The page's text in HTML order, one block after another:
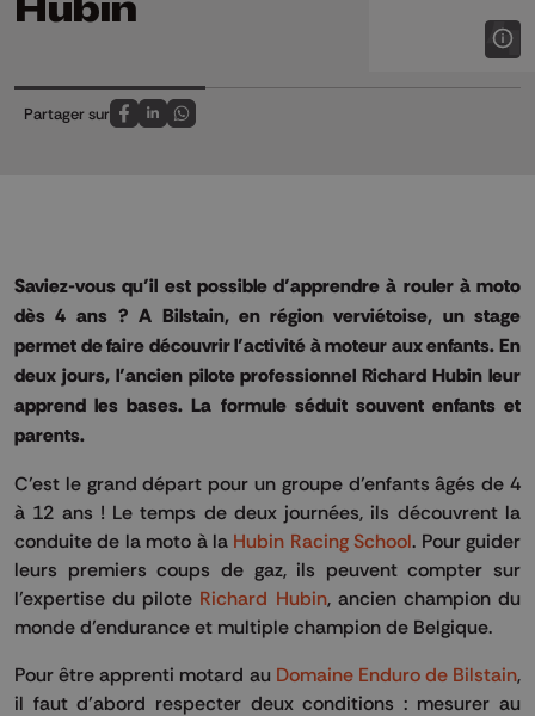
Partager sur
Partagez sur FaceBook
Partagez sur LinkedIn
Partagez sur Whatsapp
Saviez-vous qu’il est possible d’apprendre à rouler à moto
dès 4 ans ? A Bilstain, en région verviétoise, un stage
permet de faire découvrir l’activité à moteur aux enfants. En
deux jours, l’ancien pilote professionnel Richard Hubin leur
apprend les bases. La formule séduit souvent enfants et
parents.
C’est le grand départ pour un groupe d’enfants âgés de 4
à 12 ans ! Le temps de deux journées, ils découvrent la
conduite de la moto à la Hubin Racing School. Pour guider
leurs premiers coups de gaz, ils peuvent compter sur
l’expertise du pilote Richard Hubin, ancien champion du
monde d’endurance et multiple champion de Belgique.
Pour être apprenti motard au Domaine Enduro de Bilstain,
il faut d’abord respecter deux conditions : mesurer au